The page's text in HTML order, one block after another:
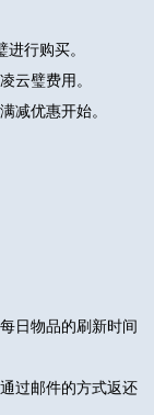
行购买。
云璧费用。
减优惠开始。
日物品的刷新时间
过邮件的方式返还